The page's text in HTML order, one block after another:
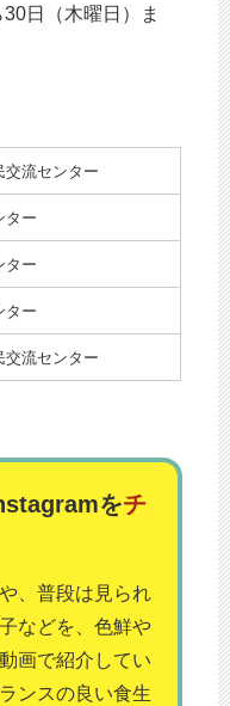
日（木曜日）ま
交流センター
ター
ター
ター
交流センター
をチ
、普段は見られ
などを、色鮮や
画で紹介してい
ンスの良い食生